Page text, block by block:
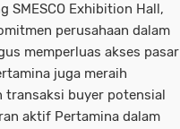
SMESCO Exhibition Hall,
perusahaan dalam
memperluas akses pasar
juga meraih
transaksi buyer potensial
aktif Pertamina dalam